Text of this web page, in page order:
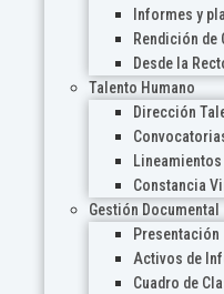
Informes y
Rendición de
Desde la
Talento Humano
Dirección
Lineamientos
Constancia
Gestión Documental
Presentación
Activos de
Cuadro de